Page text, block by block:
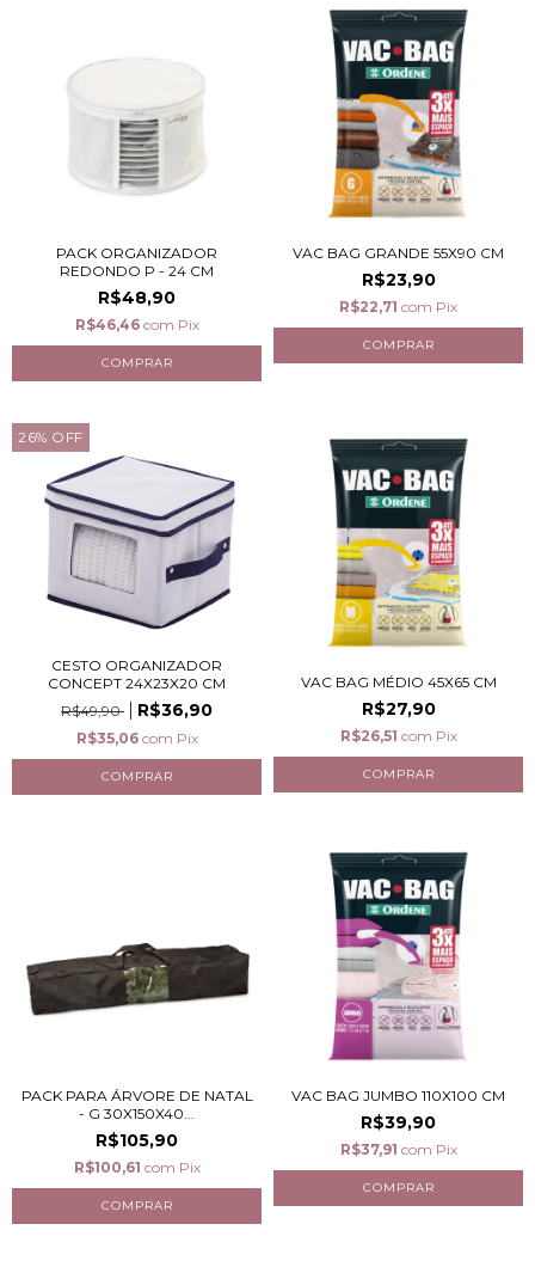
PACK ORGANIZADOR
REDONDO P - 24 CM
R$48,90
R$46,46 com Pix
VAC BAG GRANDE 55X90 CM
R$23,90
R$22,71 com Pix
26% OFF
CESTO ORGANIZADOR
CONCEPT 24X23X20 CM
R$49,90
R$36,90
R$35,06 com Pix
VAC BAG MÉDIO 45X65 CM
R$27,90
R$26,51 com Pix
PACK PARA ÁRVORE DE NATAL
- G 30X150X40...
R$105,90
R$100,61 com Pix
VAC BAG JUMBO 110X100 CM
R$39,90
R$37,91 com Pix